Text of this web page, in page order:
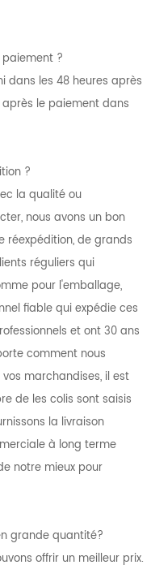
?
dans les 48 heures après
le paiement dans
?
la qualité ou
nous avons un bon
réexpédition, de grands
réguliers qui
pour l'emballage,
fiable qui expédie ces
et ont 30 ans
comment nous
marchandises, il est
de les colis sont saisis
la livraison
à long terme
notre mieux pour
grande quantité?
offrir un meilleur prix.